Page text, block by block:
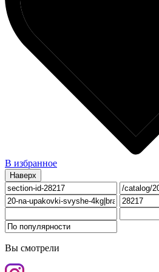
В избранное
Наверх
Вы смотрели